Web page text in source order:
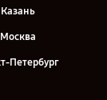
Петербург